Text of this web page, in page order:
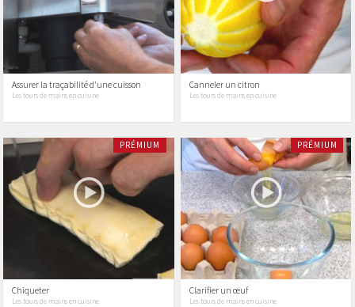
Assurer la traçabilité d'une cuisson
Les tours de mains en cuisine
Canneler un citron
Les tours de mains en cuisine
PRÉMIUM
Chiqueter
Les tours de mains en cuisine
PRÉMIUM
Clarifier un œuf
Les tours de mains en cuisine